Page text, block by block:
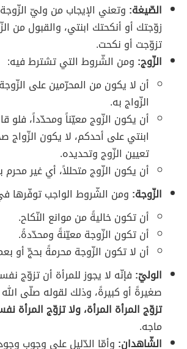
الصّيغة: وتعني الإيجاب من وليّ
زوّجتك أو أنكحتك ابنتي، والقبول من
تزوّجت أو نكحت.
الزّوج: ومن الشّروط التي تشترط فيه:
أن لا يكون من المحرّمين على
الزّواج به.
أن يكون الزّوج معيّناً ومحدّداً، فلو
ابنتي على أحدكم، لا يكون الزّواج
تعيين الزّوج وتحديده.
أن يكون الزّوج متحللاً، أي غير
الزّوجة: ومن الشّروط الواجب توفّرها
أن تكون خاليةً من موانع النّكاح.
أن تكون الزّوجة معيّنةً ومحدّدةً.
أن لا تكون الزّوجة محرمةً بحجّ أو
الوليّ: فإنّه لا يجوز للمرأة أن تزوّج
صغيرةً أو كبيرةً، وذلك لقوله صلّى
تزوّج المرأة المرأة، ولا تزوّج المرأة
ماجه.
الشّاهدان: وأمّا الدّليل على وجوب